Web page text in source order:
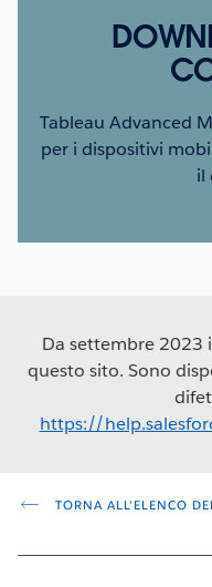
Tableau Advanced
per i dispositivi
il
Da settembre 2023
questo sito. Sono
https://
TORNA ALL'ELENCO